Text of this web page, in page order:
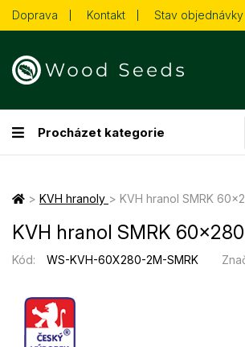
Doprava Kontakt Stav objednávky
Procházet kategorie
> KVH hranoly > KVH hranol SMRK
KVH hranol SMRK
Kód: WS-KVH-60X280-2M-SMRK